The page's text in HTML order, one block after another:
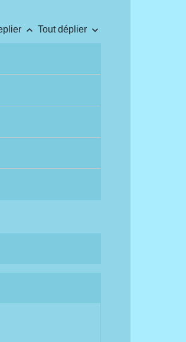
keyboard_arrow_up Tout déplier keyboard_arrow_down